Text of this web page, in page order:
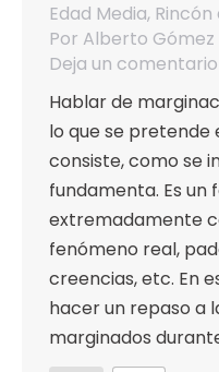
Edad Media,
Por Alberto Gómez
Deja un comentario
Hablar de
lo que se pretende
consiste, como se
fundamenta. Es un
extremadamente
fenómeno real,
creencias, etc. En
hacer un repaso a
marginados